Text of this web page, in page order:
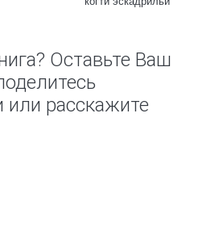
Оставьте Ваш
или расскажите